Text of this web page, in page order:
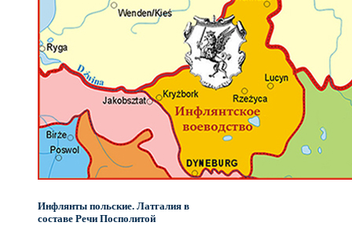
Инфлянты польские. Латгалия в
составе Речи Посполитой